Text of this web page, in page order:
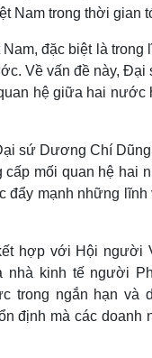
Nam trong thời gian
đặc biệt là trong
Về vấn đề này, Đại
hệ giữa hai nước
sứ Dương Chí Dũng
cấp mối quan hệ hai
đẩy mạnh những
hợp với Hội người
nhà kinh tế người
trong ngắn hạn và
định mà các doanh